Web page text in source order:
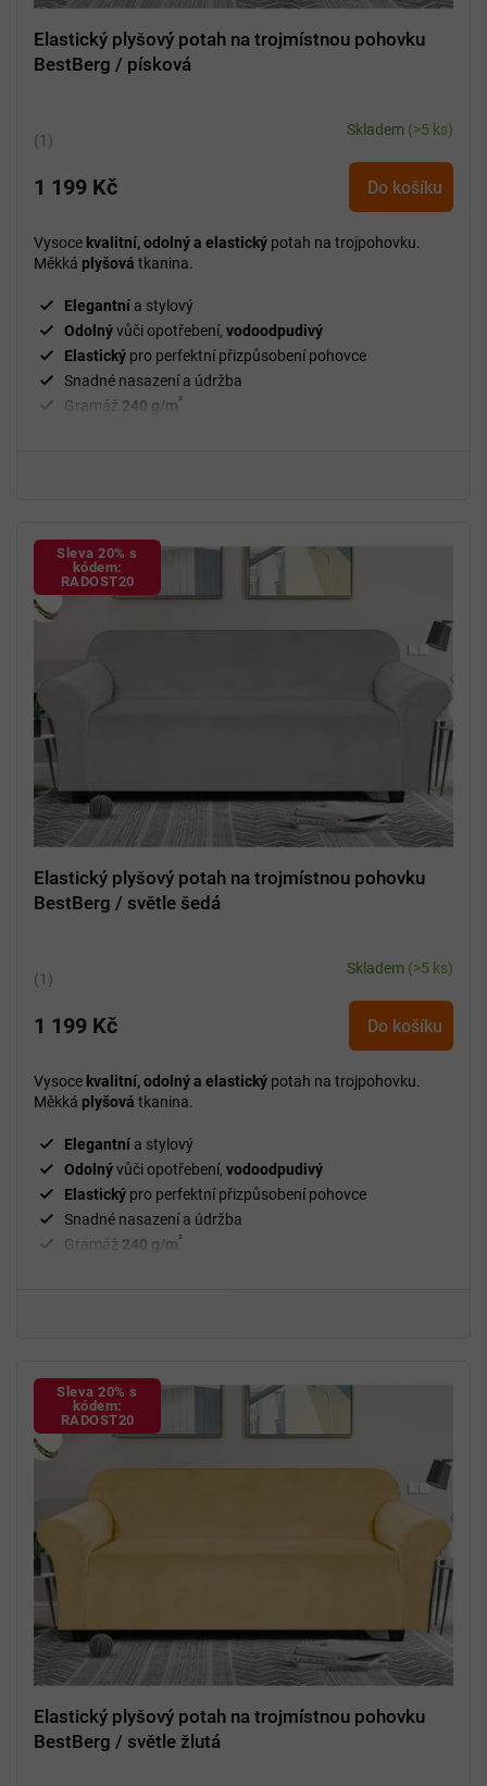
Elastický plyšový potah na trojmístnou pohovku
BestBerg / písková
Průměrné
produktu
5,0
z
hvězdiček.
Skladem (>5 ks)
1 199 Kč Do košíku
Vysoce kvalitní, odolný a elastický potah na trojpohovku.
Měkká plyšová tkanina.
Elegantní a stylový
Odolnývůči opotřebení, vodoodpudivý
Elastický pro perfektní přizpůsobení pohovce
Snadné nasazení a údržba
Gramáž 240 g/m²
Sleva 20% s
kódem:
RADOST20
Elastický plyšový potah na trojmístnou pohovku
BestBerg / světle šedá
Průměrné
produktu
5,0
z
hvězdiček.
Skladem (>5 ks)
1 199 Kč Do košíku
Vysoce kvalitní, odolný a elastický potah na trojpohovku.
Měkká plyšová tkanina.
Elegantní a stylový
Odolnývůči opotřebení, vodoodpudivý
Elastický pro perfektní přizpůsobení pohovce
Snadné nasazení a údržba
Gramáž 240 g/m²
Sleva 20% s
kódem:
RADOST20
Elastický plyšový potah na trojmístnou pohovku
BestBerg / světle žlutá